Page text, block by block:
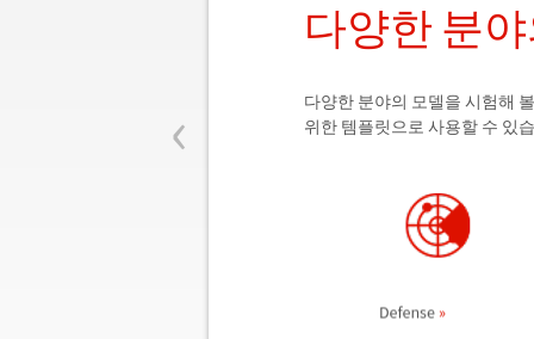
‹
다양한 분
다양한 분야의 모델을 시험해
위한 템플릿으로 사용할 수 있